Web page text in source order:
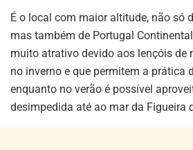
É o local com maior altitude, não só
mas também de Portugal
muito atrativo devido aos lençóis de
no inverno e que permitem a prática
enquanto no verão é possível
desimpedida até ao mar da Figueira